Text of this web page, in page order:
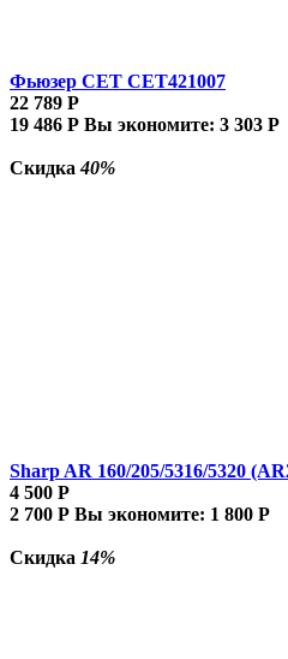
Фьюзер CET CET421007
22 789 Р
19 486 Р Вы экономите: 3 303 Р
Скидка40%
Sharp AR 160/205/5316/5320
4 500 Р
2 700 Р Вы экономите: 1 800 Р
Скидка 14%